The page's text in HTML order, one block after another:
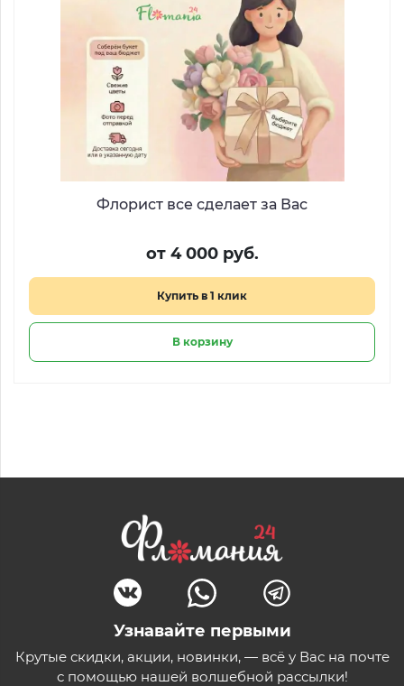
Флорист все сделает за Вас
от 4 000 руб.
Купить в 1 клик
В корзину
Узнавайте первыми
Крутые скидки, акции, новинки, — всё у Вас на почте
с помощью нашей волшебной рассылки!